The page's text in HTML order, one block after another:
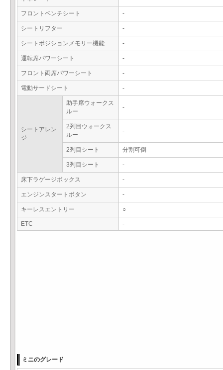
フロントベンチシート -
シートリフター -
シートポジションメモリー機能 -
運転席パワーシート -
フロント両席パワーシート -
電動サードシート -
シートアレン
ジ
助手席ウォークス
ルー
-
2列目ウォークス
ルー
-
2列目シート 分割可倒
3列目シート -
床下ラゲージボックス -
エンジンスタートボタン -
キーレスエントリー ○
ETC -
ミニのグレード